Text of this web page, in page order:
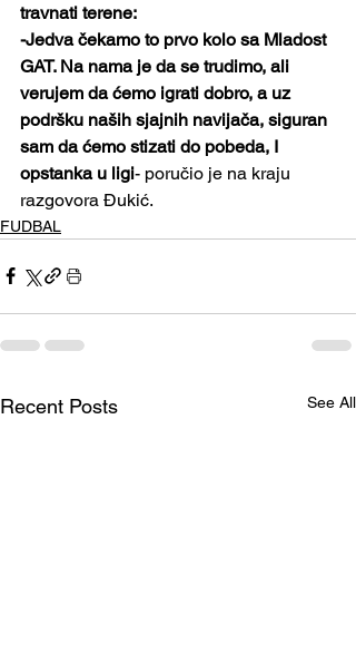
travnati terene:
-Jedva čekamo to prvo kolo sa Mladost
GAT. Na nama je da se trudimo, ali
verujem da ćemo igrati dobro, a uz
podršku naših sjajnih navijača, siguran
sam da ćemo stizati do pobeda, I
opstanka u ligi- poručio je na kraju
razgovora Đukić.
FUDBAL
Recent Posts See All